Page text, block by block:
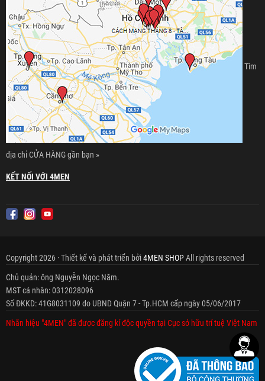
Tìm
địa chỉ CỬA HÀNG gần bạn »
KẾT NỐI VỚI 4MEN
Copyright 2026 · Thiết kế và phát triển bởi4MEN SHOPAll rights reserved
Chủ quản: ông Nguyễn Ngọc Năm.
MST cá nhân: 0312028096
Số ĐKKD: 41G8031109 do UBND Quận 7 - Tp.HCM cấp ngày 05/06/2017
Nhãn hiệu "4MEN" đã được đăng kí độc quyền tại Cục sở hữu trí tuệ Việt Nam